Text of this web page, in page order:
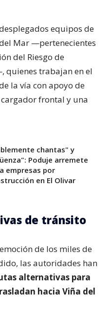
equipos de
Mar —pertenecientes
del Riesgo de
quienes trabajan en el
la vía con apoyo de
frontal y una
chantas" y
Poduje arremete
empresas por
en El Olivar
de tránsito
de los miles de
las autoridades han
alternativas para
hacia Viña del